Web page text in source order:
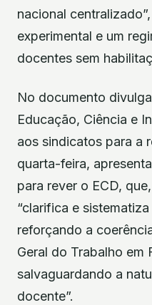
nacional
experimental e um
docentes sem
No documento
Educação, Ciência e
aos sindicatos para a
quarta-feira,
para rever o ECD,
“clarifica e
reforçando a
Geral do Trabalho em
salvaguardando a
docente”.